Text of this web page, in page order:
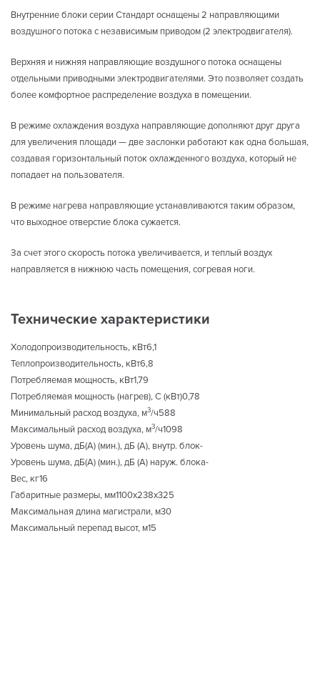
Внутренние блоки серии Стандарт оснащены 2 направляющими
воздушного потока с независимым приводом (2 электродвигателя).
Верхняя и нижняя направляющие воздушного потока оснащены
отдельными приводными электродвигателями. Это позволяет создать
более комфортное раcпределение воздуха в помещении.
В режиме охлаждения воздуха направляющие дополняют друг друга
для увеличения площади — две заслонки работают как одна большая,
создавая горизонтальный поток охлажденного воздуха, который не
попадает на пользователя.
В режиме нагрева направляющие устанавливаются таким образом,
что выходное отверстие блока сужается.
За счет этого скорость потока увеличивается, и теплый воздух
направляется в нижнюю часть помещения, согревая ноги.
Технические характеристики
Холодопроизводительность, кВт6,1
Теплопроизводительность, кВт6,8
Потребляемая мощность, кВт1,79
Потребляемая мощность (нагрев), С (кВт)0,78
Минимальный расход воздуха, м3/ч588
Максимальный расход воздуха, м3/ч1098
Уровень шума, дБ(A) (мин.), дБ (А), внутр. блок-
Уровень шума, дБ(A) (мин.), дБ (А) наруж. блока-
Вес, кг16
Габаритные размеры, мм1100x238x325
Максимальная длина магистрали, м30
Максимальный перепад высот, м15